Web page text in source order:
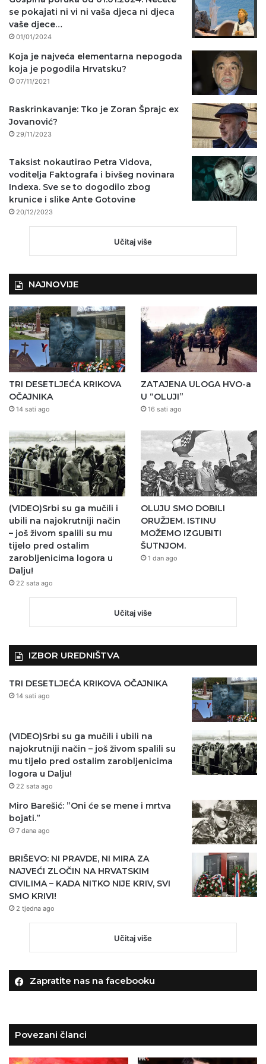
se pokajati ni vi ni vaša djeca ni djeca
vaše djece…
01/01/2024
Koja je najveća elementarna nepogoda
koja je pogodila Hrvatsku?
07/11/2021
Raskrinkavanje: Tko je Zoran Šprajc ex
Jovanović?
29/11/2023
Taksist nokautirao Petra Vidova,
voditelja Faktografa i bivšeg novinara
Indexa. Sve se to dogodilo zbog
krunice i slike Ante Gotovine
20/12/2023
Učitaj više
NAJNOVIJE
TRI DESETLJEĆA KRIKOVA
OČAJNIKA
14 sati ago
ZATAJENA ULOGA HVO-a
U “OLUJI”
16 sati ago
(VIDEO)Srbi su ga mučili i
ubili na najokrutniji način
– još živom spalili su mu
tijelo pred ostalim
zarobljenicima logora u
Dalju!
22 sata ago
OLUJU SMO DOBILI
ORUŽJEM. ISTINU
MOŽEMO IZGUBITI
ŠUTNJOM.
1 dan ago
Učitaj više
IZBOR UREDNIŠTVA
TRI DESETLJEĆA KRIKOVA OČAJNIKA
14 sati ago
(VIDEO)Srbi su ga mučili i ubili na
najokrutniji način – još živom spalili su
mu tijelo pred ostalim zarobljenicima
logora u Dalju!
22 sata ago
Miro Barešić: ”Oni će se mene i mrtva
bojati.”
7 dana ago
BRIŠEVO: NI PRAVDE, NI MIRA ZA
NAJVEĆI ZLOČIN NA HRVATSKIM
CIVILIMA – KADA NITKO NIJE KRIV, SVI
SMO KRIVI!
2 tjedna ago
Učitaj više
Zapratite nas na facebooku
Povezani članci